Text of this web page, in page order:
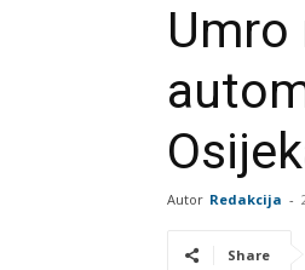
Umro
Autor Redakcija -
Share